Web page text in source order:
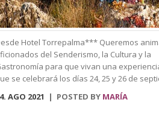
Hotel Torrepalma*** Queremos
del Senderismo, la Cultura y la
para que vivan una
se celebrará los días 24, 25 y 26 de
2021. Se trata del primer Festival de
celebrado en Alcalá la Real, que
AGO 2021 POSTED BY MARÍA